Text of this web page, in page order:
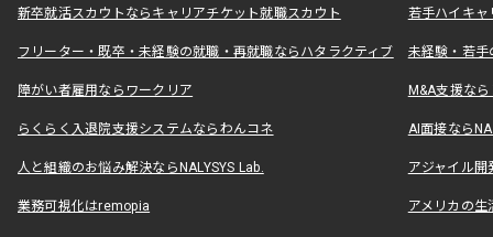
新卒就活スカウトならキャリアチケット就職スカウト 若手ハイキ
フリーター・既卒・未経験の就職・再就職ならハタラクティブ 未経験・若手
障がい者雇用ならワークリア M&A支援な
らくらく入退院支援システムならわんコネ AI面接なら
人と組織のお悩み解決ならNALYSYS Lab. アジャイル
業務可視化はremopia アメリカの